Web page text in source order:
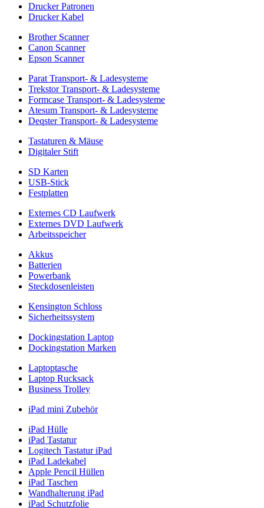
Drucker Patronen
Drucker Kabel
Brother Scanner
Canon Scanner
Epson Scanner
Parat Transport- & Ladesysteme
Trekstor Transport- & Ladesysteme
Formcase Transport- & Ladesysteme
Atesum Transport- & Ladesysteme
Deqster Transport- & Ladesysteme
Tastaturen & Mäuse
Digitaler Stift
SD Karten
USB-Stick
Festplatten
Externes CD Laufwerk
Externes DVD Laufwerk
Arbeitsspeicher
Akkus
Batterien
Powerbank
Steckdosenleisten
Kensington Schloss
Sicherheitssystem
Dockingstation Laptop
Dockingstation Marken
Laptoptasche
Laptop Rucksack
Business Trolley
iPad mini Zubehör
iPad Hülle
iPad Tastatur
Logitech Tastatur iPad
iPad Ladekabel
Apple Pencil Hüllen
iPad Taschen
Wandhalterung iPad
iPad Schutzfolie